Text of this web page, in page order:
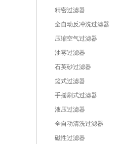
精密过滤器
全自动反冲洗过滤器
压缩空气过滤器
油雾过滤器
石英砂过滤器
篮式过滤器
手摇刷式过滤器
液压过滤器
全自动清洗过滤器
磁性过滤器